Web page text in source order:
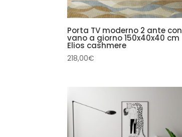
Porta TV moderno 2 ante con
vano a giorno 150x40x40 cm
Elios cashmere
218,00€